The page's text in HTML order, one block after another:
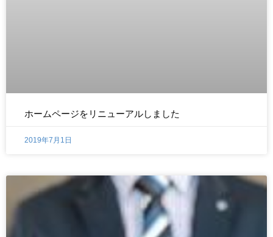
ホームページをリニューアルしました
2019年7月1日